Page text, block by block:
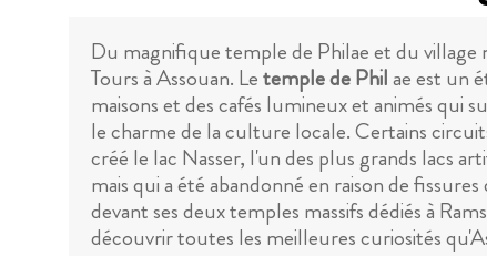
Du magnifique temple de Philae et du village
Tours à Assouan. Letemple de Philae est un
maisons et des cafés lumineux et animés
le charme de la culture locale. Certains
créé le lac Nasser, l'un des plus grands lacs
mais qui a été abandonné en raison de
devant ses deux temples massifs dédiés à
découvrir toutes les meilleures curiosités